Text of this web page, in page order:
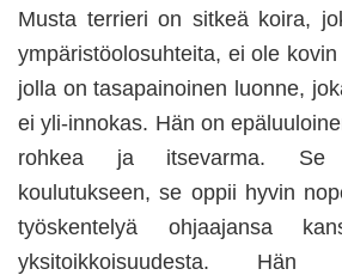
Musta terrieri on sitkeä koira,
ympäristöolosuhteita, ei ole
jolla on tasapainoinen luonne,
ei yli-innokas. Hän on
rohkea ja itsevarma. Se
koulutukseen, se oppii hyvin
työskentelyä ohjaajansa
yksitoikkoisuudesta. Hän